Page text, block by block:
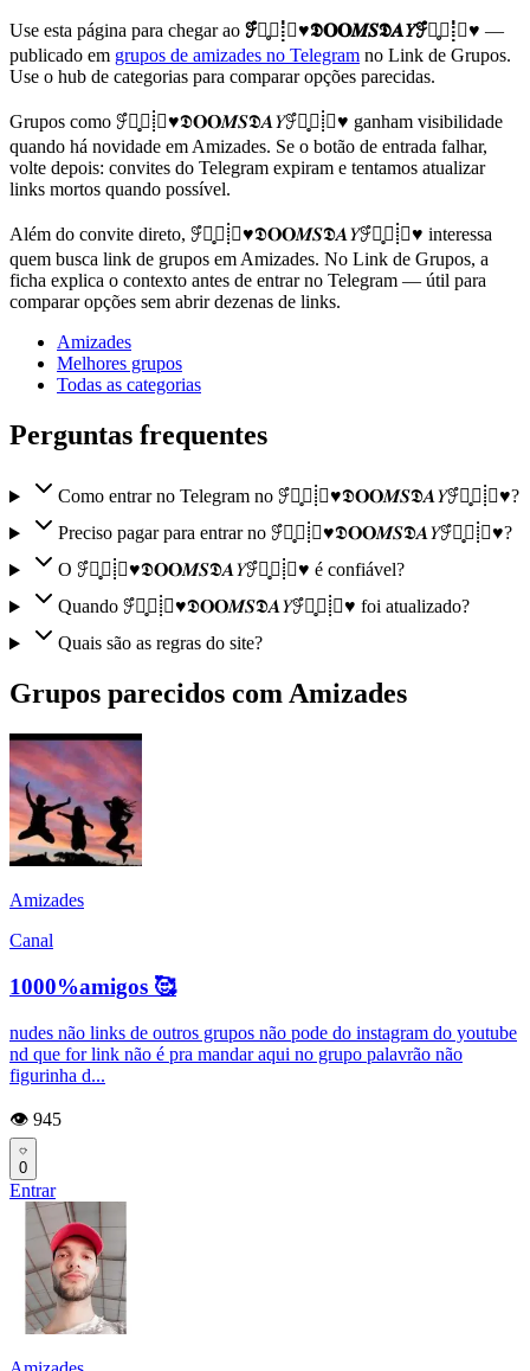
Use esta página para chegar ao 𖥨ํ∘̥⃟⸽⃟♥️𝕯𝐎𝐎𝑴𝑺𝕯𝜜𝑌𖥨ํ∘̥⃟⸽⃟♥️ —
publicado em grupos de amizades no Telegram no Link de Grupos.
Use o hub de categorias para comparar opções parecidas.
Grupos como 𖥨ํ∘̥⃟⸽⃟♥️𝕯𝐎𝐎𝑴𝑺𝕯𝜜𝑌𖥨ํ∘̥⃟⸽⃟♥️ ganham visibilidade
quando há novidade em Amizades. Se o botão de entrada falhar,
volte depois: convites do Telegram expiram e tentamos atualizar
links mortos quando possível.
Além do convite direto, 𖥨ํ∘̥⃟⸽⃟♥️𝕯𝐎𝐎𝑴𝑺𝕯𝜜𝑌𖥨ํ∘̥⃟⸽⃟♥️ interessa
quem busca link de grupos em Amizades. No Link de Grupos, a
ficha explica o contexto antes de entrar no Telegram — útil para
comparar opções sem abrir dezenas de links.
Amizades
Melhores grupos
Todas as categorias
Perguntas frequentes
Como entrar no Telegram no 𖥨ํ∘̥⃟⸽⃟♥️𝕯𝐎𝐎𝑴𝑺𝕯𝜜𝑌𖥨ํ∘̥⃟⸽⃟♥️?
Preciso pagar para entrar no 𖥨ํ∘̥⃟⸽⃟♥️𝕯𝐎𝐎𝑴𝑺𝕯𝜜𝑌𖥨ํ∘̥⃟⸽⃟♥️?
O 𖥨ํ∘̥⃟⸽⃟♥️𝕯𝐎𝐎𝑴𝑺𝕯𝜜𝑌𖥨ํ∘̥⃟⸽⃟♥️ é confiável?
Quando 𖥨ํ∘̥⃟⸽⃟♥️𝕯𝐎𝐎𝑴𝑺𝕯𝜜𝑌𖥨ํ∘̥⃟⸽⃟♥️ foi atualizado?
Quais são as regras do site?
Grupos parecidos com Amizades
Amizades
Canal
1000%amigos 🥰
nudes não links de outros grupos não pode do instagram do youtube
nd que for link não é pra mandar aqui no grupo palavrão não
figurinha d...
👁️ 945
0
Entrar